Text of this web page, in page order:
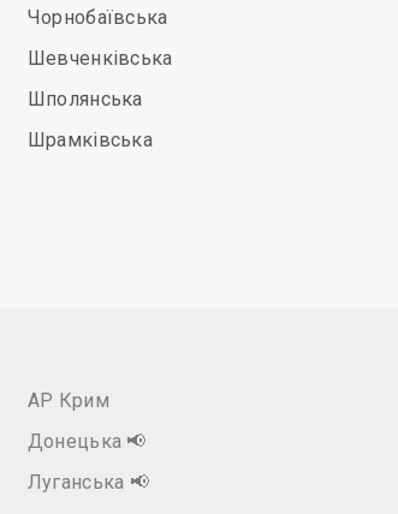
Чорнобаївська
Шевченківська
Шполянська
Шрамківська
АР Крим
Донецька 📢
Луганська 📢